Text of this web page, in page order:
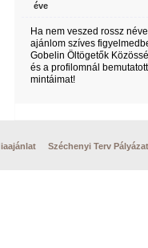
éve
Ha nem veszed rossz
ajánlom szíves
Gobelin Öltögetők
és a profilomnál bemutatott
mintáimat!
Széchenyi Terv Pályázat